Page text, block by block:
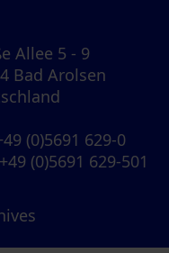
Allee 5 - 9
Bad Arolsen
(0)5691 629-0
(0)5691 629-501